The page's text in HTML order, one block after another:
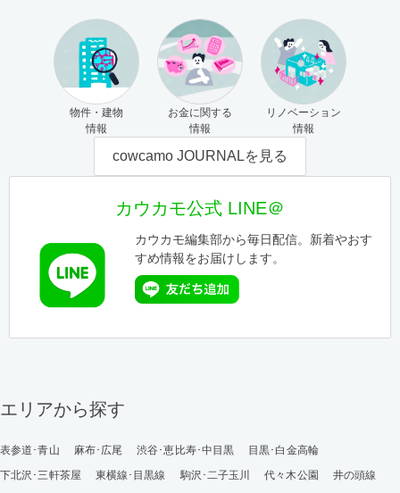
物件・建物
情報
お金に関する
情報
リノベーション
情報
cowcamo JOURNALを見る
カウカモ公式 LINE＠
カウカモ編集部から毎日配信。新着やおす
すめ情報をお届けします。
エリアから探す
表参道･青山 麻布･広尾 渋谷･恵比寿･中目黒
目黒･白金高輪
下北沢･三軒茶屋
東横線･目黒線 駒沢･二子玉川 代々木公園
井の頭線